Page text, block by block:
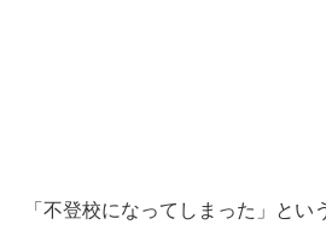
「不登校になってしまった」とい